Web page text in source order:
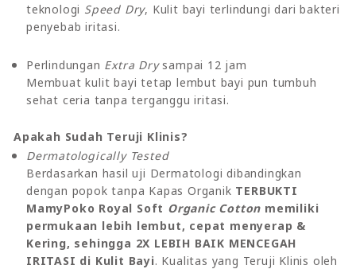
teknologi Speed Dry, Kulit bayi terlindungi dari bakteri
penyebab iritasi.
Perlindungan Extra Drysampai 12 jam
Membuat kulit bayi tetap lembut bayi pun tumbuh
sehat ceria tanpa terganggu iritasi.
Apakah Sudah Teruji Klinis?
Dermatologically Tested
Berdasarkan hasil uji Dermatologi dibandingkan
dengan popok tanpa Kapas Organik TERBUKTI
MamyPoko Royal Soft Organic Cotton memiliki
permukaan lebih lembut, cepat menyerap &
Kering, sehingga 2X LEBIH BAIK MENCEGAH
IRITASI di Kulit Bayi. Kualitas yang Teruji Klinis oleh